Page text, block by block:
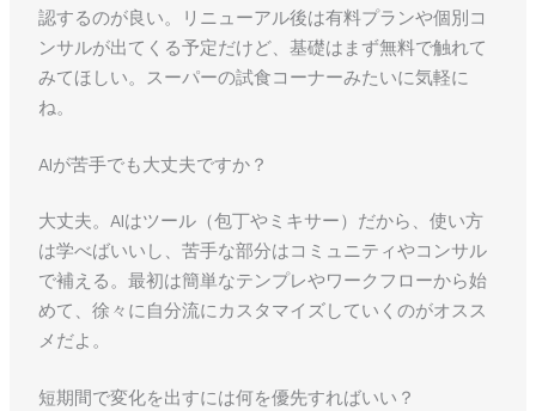
認するのが良い。リニューアル後は有料プランや個別コ
ンサルが出てくる予定だけど、基礎はまず無料で触れて
みてほしい。スーパーの試食コーナーみたいに気軽に
ね。
AIが苦手でも大丈夫ですか？
大丈夫。AIはツール（包丁やミキサー）だから、使い方
は学べばいいし、苦手な部分はコミュニティやコンサル
で補える。最初は簡単なテンプレやワークフローから始
めて、徐々に自分流にカスタマイズしていくのがオスス
メだよ。
短期間で変化を出すには何を優先すればいい？